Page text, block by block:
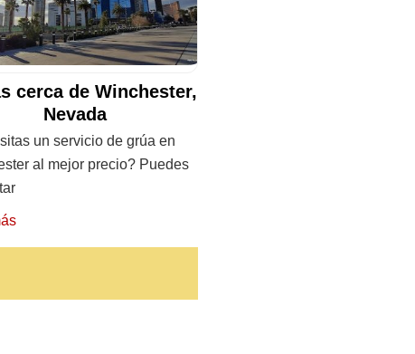
cerca de Winchester,
Nevada
un servicio de grúa en
al mejor precio? Puedes